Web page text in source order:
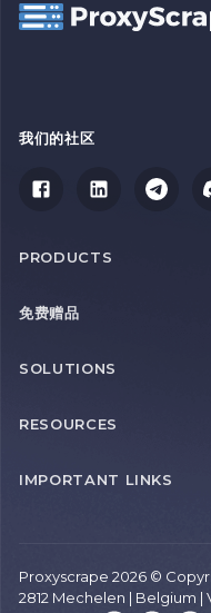
我们的社区
PRODUCTS
免费赠品
SOLUTIONS
RESOURCES
IMPORTANT LINKS
Proxyscrape 2026 ©
2812 Mechelen | Belgium |